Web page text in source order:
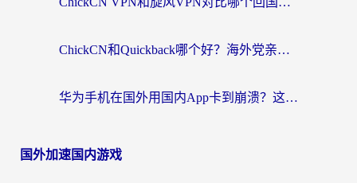
ChickCN和Quickback哪个好？海外党亲测回国加速器，轻松解锁国内资源（附避坑指南）
华为手机在国外用国内App卡到崩溃？这篇加速器指南帮你无缝刷剧打游戏
国外加速国内游戏